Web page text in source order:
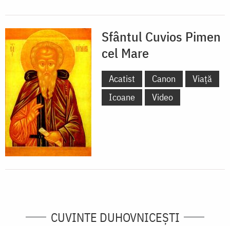
Sfântul Cuvios Pimen
cel Mare
Acatist Canon
Viață
Icoane
Video
CUVINTE DUHOVNICEȘTI